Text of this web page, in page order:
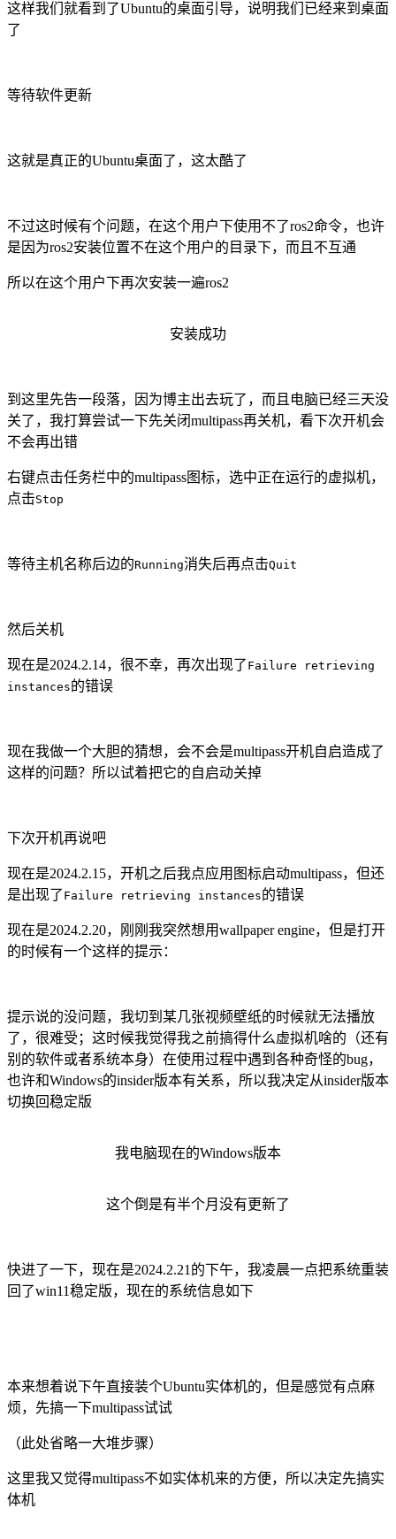
这样我们就看到了Ubuntu的桌面引导，说明我们已经来到桌面
了
等待软件更新
这就是真正的Ubuntu桌面了，这太酷了
不过这时候有个问题，在这个用户下使用不了ros2命令，也许
是因为ros2安装位置不在这个用户的目录下，而且不互通
所以在这个用户下再次安装一遍ros2
安装成功
到这里先告一段落，因为博主出去玩了，而且电脑已经三天没
关了，我打算尝试一下先关闭multipass再关机，看下次开机会
不会再出错
右键点击任务栏中的multipass图标，选中正在运行的虚拟机，
点击Stop
等待主机名称后边的Running消失后再点击Quit
然后关机
现在是2024.2.14，很不幸，再次出现了 Failure retrieving
instances的错误
现在我做一个大胆的猜想，会不会是multipass开机自启造成了
这样的问题？所以试着把它的自启动关掉
下次开机再说吧
现在是2024.2.15，开机之后我点应用图标启动multipass，但还
是出现了 Failure retrieving instances的错误
现在是2024.2.20，刚刚我突然想用wallpaper engine，但是打开
的时候有一个这样的提示：
提示说的没问题，我切到某几张视频壁纸的时候就无法播放
了，很难受；这时候我觉得我之前搞得什么虚拟机啥的（还有
别的软件或者系统本身）在使用过程中遇到各种奇怪的bug，
也许和Windows的insider版本有关系，所以我决定从insider版本
切换回稳定版
我电脑现在的Windows版本
这个倒是有半个月没有更新了
快进了一下，现在是2024.2.21的下午，我凌晨一点把系统重装
回了win11稳定版，现在的系统信息如下
本来想着说下午直接装个Ubuntu实体机的，但是感觉有点麻
烦，先搞一下multipass试试
（此处省略一大堆步骤）
这里我又觉得multipass不如实体机来的方便，所以决定先搞实
体机